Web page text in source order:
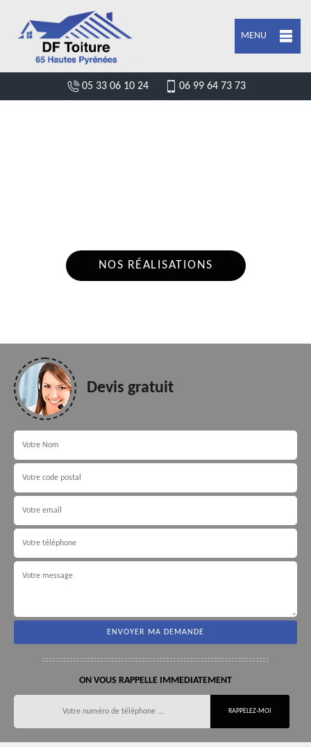
MENU
05 33 06 10 24 06 99 64 73 73
NOS RÉALISATIONS
Devis gratuit
ON VOUS RAPPELLE IMMEDIATEMENT